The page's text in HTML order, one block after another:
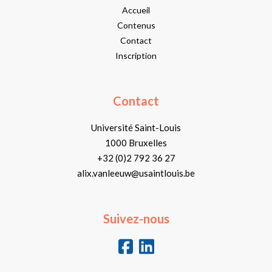
Accueil
Contenus
Contact
Inscription
Contact
Université Saint-Louis
1000 Bruxelles
+32 (0)2 792 36 27
alix.vanleeuw@usaintlouis.be
Suivez-nous